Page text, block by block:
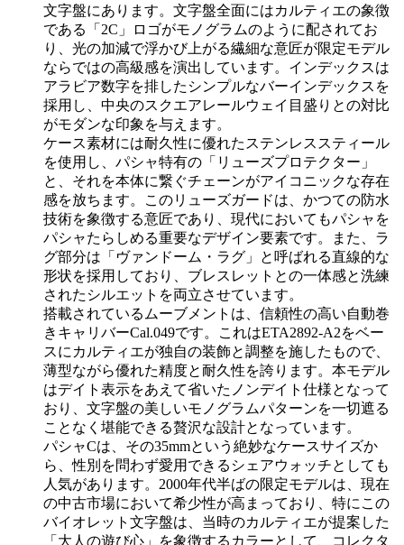
文字盤にあります。文字盤全面にはカルティエの象徴
である「2C」ロゴがモノグラムのように配されてお
り、光の加減で浮かび上がる繊細な意匠が限定モデル
ならではの高級感を演出しています。インデックスは
アラビア数字を排したシンプルなバーインデックスを
採用し、中央のスクエアレールウェイ目盛りとの対比
がモダンな印象を与えます。
ケース素材には耐久性に優れたステンレススティール
を使用し、パシャ特有の「リューズプロテクター」
と、それを本体に繋ぐチェーンがアイコニックな存在
感を放ちます。このリューズガードは、かつての防水
技術を象徴する意匠であり、現代においてもパシャを
パシャたらしめる重要なデザイン要素です。また、ラ
グ部分は「ヴァンドーム・ラグ」と呼ばれる直線的な
形状を採用しており、ブレスレットとの一体感と洗練
されたシルエットを両立させています。
搭載されているムーブメントは、信頼性の高い自動巻
きキャリバーCal.049です。これはETA2892-A2をベー
スにカルティエが独自の装飾と調整を施したもので、
薄型ながら優れた精度と耐久性を誇ります。本モデル
はデイト表示をあえて省いたノンデイト仕様となって
おり、文字盤の美しいモノグラムパターンを一切遮る
ことなく堪能できる贅沢な設計となっています。
パシャCは、その35mmという絶妙なケースサイズか
ら、性別を問わず愛用できるシェアウォッチとしても
人気があります。2000年代半ばの限定モデルは、現在
の中古市場において希少性が高まっており、特にこの
バイオレット文字盤は、当時のカルティエが提案した
「大人の遊び心」を象徴するカラーとして、コレクタ